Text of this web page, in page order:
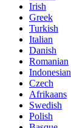
Irish
Greek
Turkish
Italian
Danish
Romanian
Indonesian
Czech
Afrikaans
Swedish
Polish